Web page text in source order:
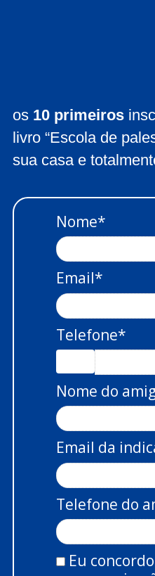
os 10 primeiros
livro “Escola de
sua casa e
Nome*
Email*
Telefone*
Nome do
Email da
Telefone do
Eu